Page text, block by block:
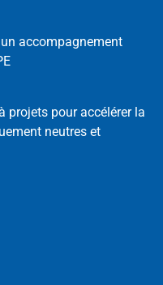
accompagnement
projets pour accélérer la
neutres et